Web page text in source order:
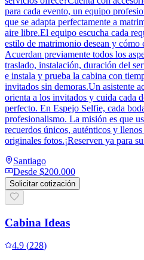
para cada evento, un equipo
que se adapta perfectamente a
aire libre.El equipo escucha cada
estilo de matrimonio desean y cómo
Acuerdan previamente todos los
traslado, instalación, duración del
e instala y prueba la cabina con
invitados sin demoras.Un asistente
orienta a los invitados y cuida cada
perfecto. En Espejo Selfie, cada
profesionalismo. La misión es que
recuerdos únicos, auténticos y
originales fotos.¡Reserven ya para
Santiago
Desde $200.000
Solicitar cotización
Cabina Ideas
4.9 (228)